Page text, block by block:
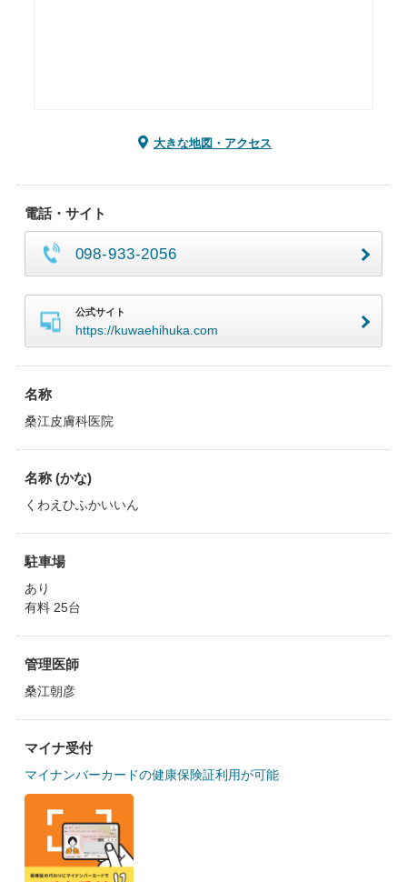
大きな地図・アクセス
電話・サイト
098-933-2056
公式サイト
https://kuwaehihuka.com
名称
桑江皮膚科医院
名称 (かな)
くわえひふかいいん
駐車場
あり
有料 25台
管理医師
桑江朝彦
マイナ受付
マイナンバーカードの健康保険証利用が可能